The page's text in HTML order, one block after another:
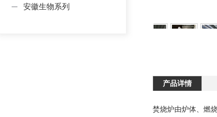
安徽生物系列
产品详情
焚烧炉由炉体、燃